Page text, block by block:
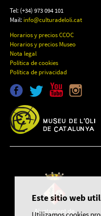
Tel: (+34) 973 094 101
Mail: info@culturadeloli.cat
Horarios y precios CCOC
Horarios y precios Museo
Nota legal
Política de cookies
Política de privacidad
Este sitio web